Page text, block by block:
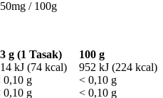
/ 100g
g (1 Tasak)
100 g
kJ (74 kcal)
952 kJ (224 kcal)
0,10 g
0,10 g
< 0,10 g
< 0,10 g